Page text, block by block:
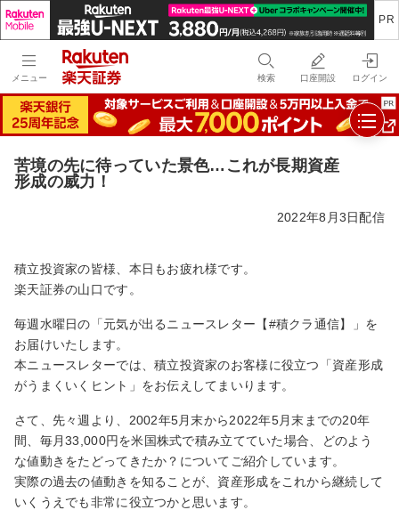
メニュー 検索 口座開設 ログイン
苦境の先に待っていた景色…これが長期資産
形成の威力！
2022年8月3日配信
積立投資家の皆様、本日もお疲れ様です。
楽天証券の山口です。
毎週水曜日の「元気が出るニュースレター【#積クラ通信】」を
お届けいたします。
本ニュースレターでは、積立投資家のお客様に役立つ「資産形成
がうまくいくヒント」をお伝えしてまいります。
さて、先々週より、2002年5月末から2022年5月末までの20年
間、毎月33,000円を米国株式で積み立てていた場合、どのよう
な値動きをたどってきたか？についてご紹介しています。
実際の過去の値動きを知ることが、資産形成をこれから継続して
いくうえでも非常に役立つかと思います。